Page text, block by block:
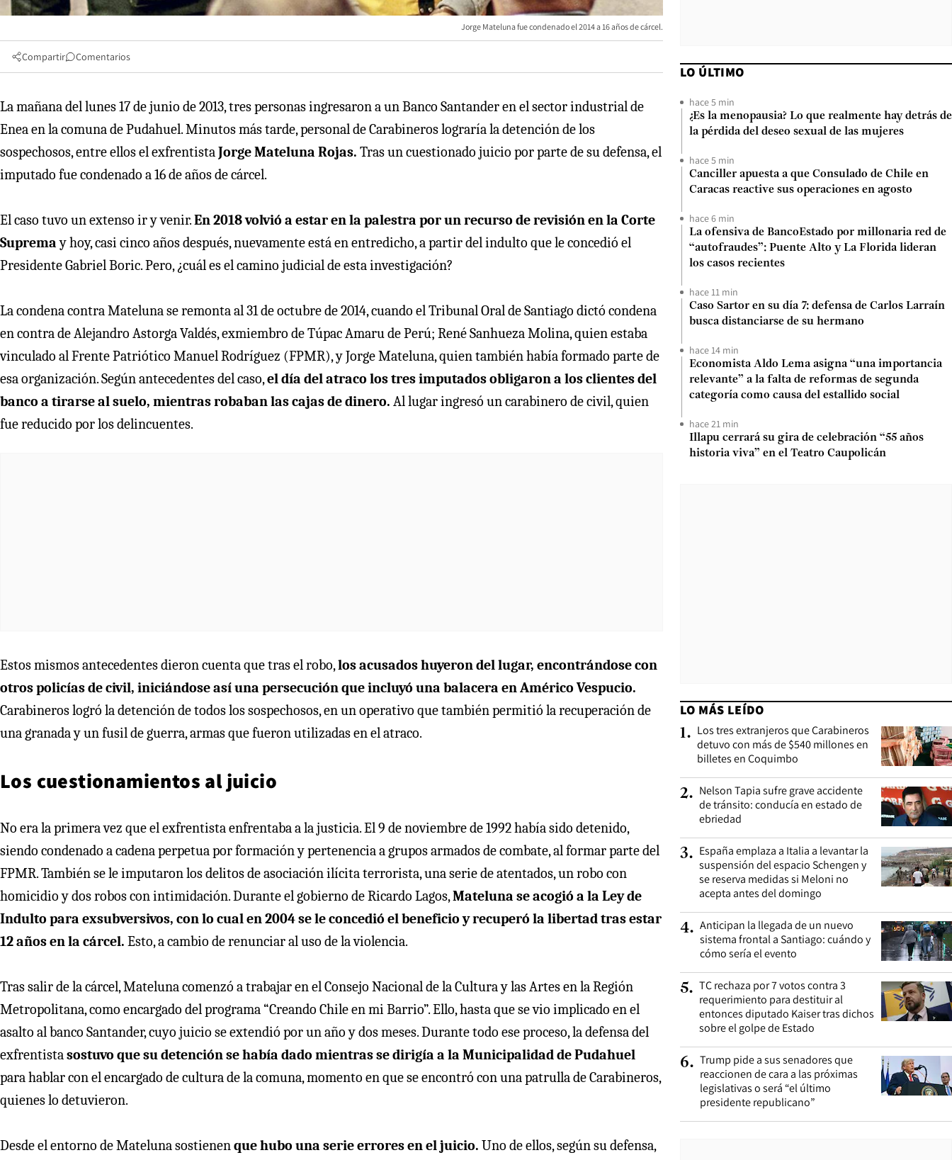
Jorge Mateluna fue condenado el 2014 a 16 años de cárcel.
Compartir Comentarios
La mañana del lunes 17 de junio de 2013, tres personas ingresaron a un Banco Santander en el sector industrial de
Enea en la comuna de Pudahuel. Minutos más tarde, personal de Carabineros lograría la detención de los
sospechosos, entre ellos el exfrentistaJorge Mateluna Rojas. Tras un cuestionado juicio por parte de su defensa, el
imputado fue condenado a 16 de años de cárcel.
El caso tuvo un extenso ir y venir.En 2018 volvió a estar en la palestra por un recurso de revisión en la Corte
Supremay hoy, casi cinco años después, nuevamente está en entredicho, a partir del indulto que le concedió el
Presidente Gabriel Boric. Pero, ¿cuál es el camino judicial de esta investigación?
La condena contra Mateluna se remonta al 31 de octubre de 2014, cuando el Tribunal Oral de Santiago dictó condena
en contra de Alejandro Astorga Valdés, exmiembro de Túpac Amaru de Perú; René Sanhueza Molina, quien estaba
vinculado al Frente Patriótico Manuel Rodríguez (FPMR), y Jorge Mateluna, quien también había formado parte de
esa organización. Según antecedentes del caso,el día del atraco los tres imputados obligaron a los clientes del
banco a tirarse al suelo, mientras robaban las cajas de dinero. Al lugar ingresó un carabinero de civil, quien
fue reducido por los delincuentes.
Estos mismos antecedentes dieron cuenta que tras el robo,los acusados huyeron del lugar, encontrándose con
otros policías de civil, iniciándose así una persecución que incluyó una balacera en Américo Vespucio.
Carabineros logró la detención de todos los sospechosos, en un operativo que también permitió la recuperación de
una granada y un fusil de guerra, armas que fueron utilizadas en el atraco.
Los cuestionamientos al juicio
No era la primera vez que el exfrentista enfrentaba a la justicia. El 9 de noviembre de 1992 había sido detenido,
siendo condenado a cadena perpetua por formación y pertenencia a grupos armados de combate, al formar parte del
FPMR. También se le imputaron los delitos de asociación ilícita terrorista, una serie de atentados, un robo con
homicidio y dos robos con intimidación. Durante el gobierno de Ricardo Lagos,Mateluna se acogió a la Ley de
Indulto para exsubversivos, con lo cual en 2004 se le concedió el beneficio y recuperó la libertad tras estar
12 años en la cárcel. Esto, a cambio de renunciar al uso de la violencia.
Tras salir de la cárcel, Mateluna comenzó a trabajar en el Consejo Nacional de la Cultura y las Artes en la Región
Metropolitana, como encargado del programa “Creando Chile en mi Barrio”. Ello, hasta que se vio implicado en el
asalto al banco Santander, cuyo juicio se extendió por un año y dos meses. Durante todo ese proceso, la defensa del
exfrentistasostuvo que su detención se había dado mientras se dirigía a la Municipalidad de Pudahuel
para hablar con el encargado de cultura de la comuna, momento en que se encontró con una patrulla de Carabineros,
quienes lo detuvieron.
Desde el entorno de Mateluna sostienenque hubo una serie errores en el juicio. Uno de ellos, según su defensa,
LO ÚLTIMO
hace 5 min
¿Es la menopausia? Lo que realmente hay detrás de
la pérdida del deseo sexual de las mujeres
hace 5 min
Canciller apuesta a que Consulado de Chile en
Caracas reactive sus operaciones en agosto
hace 6 min
La ofensiva de BancoEstado por millonaria red de
“autofraudes”: Puente Alto y La Florida lideran
los casos recientes
hace 11 min
Caso Sartor en su día 7: defensa de Carlos Larraín
busca distanciarse de su hermano
hace 14 min
Economista Aldo Lema asigna “una importancia
relevante” a la falta de reformas de segunda
categoría como causa del estallido social
hace 21 min
Illapu cerrará su gira de celebración “55 años
historia viva” en el Teatro Caupolicán
LO MÁS LEÍDO
1. Los tres extranjeros que Carabineros
detuvo con más de $540 millones en
billetes en Coquimbo
2. Nelson Tapia sufre grave accidente
de tránsito: conducía en estado de
ebriedad
3. España emplaza a Italia a levantar la
suspensión del espacio Schengen y
se reserva medidas si Meloni no
acepta antes del domingo
4. Anticipan la llegada de un nuevo
sistema frontal a Santiago: cuándo y
cómo sería el evento
5. TC rechaza por 7 votos contra 3
requerimiento para destituir al
entonces diputado Kaiser tras dichos
sobre el golpe de Estado
6. Trump pide a sus senadores que
reaccionen de cara a las próximas
legislativas o será “el último
presidente republicano”